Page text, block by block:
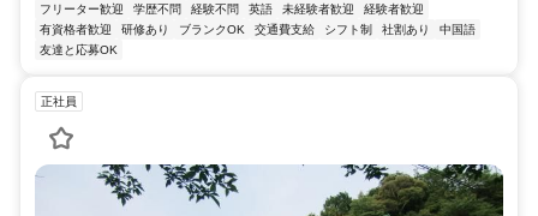
フリーター歓迎
学歴不問 経験不問 英語 未経験者歓迎
経験者歓迎
有資格者歓迎
研修あり ブランクOK 交通費支給 シフト制 社割あり
中国語
友達と応募OK
正社員